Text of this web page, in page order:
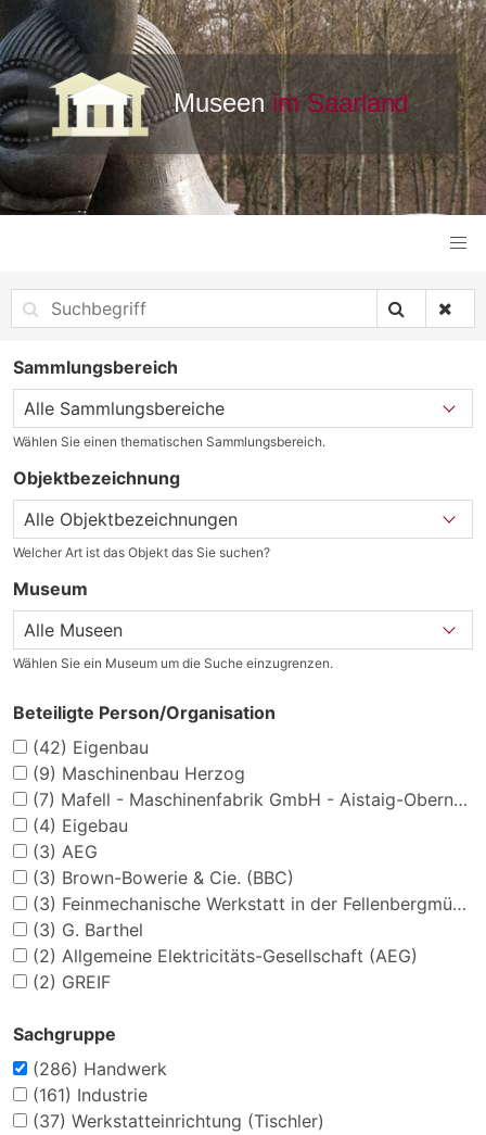
Sammlungsbereich
Wählen Sie einen thematischen Sammlungsbereich.
Objektbezeichnung
Welcher Art ist das Objekt das Sie suchen?
Museum
Wählen Sie ein Museum um die Suche einzugrenzen.
Beteiligte Person/Organisation
(42) Eigenbau
(9) Maschinenbau Herzog
(7) Mafell - Maschinenfabrik GmbH - Aistaig-Oberndorf a.N.
(4) Eigebau
(3) AEG
(3) Brown-Bowerie & Cie. (BBC)
(3) Feinmechanische Werkstatt in der Fellenbergmühle
(3) G. Barthel
(2) Allgemeine Elektricitäts-Gesellschaft (AEG)
(2) GREIF
Sachgruppe
(286) Handwerk
(161) Industrie
(37) Werkstatteinrichtung (Tischler)